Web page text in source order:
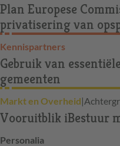
Plan Europese
privatisering van
Kennispartners
Gebruik van
gemeenten
Markt en Overheid|
Vooruitblik iBestuur
Personalia